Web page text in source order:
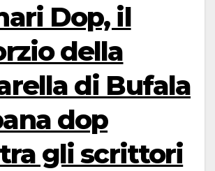
Dop, il
della
di Bufala
dop
gli scrittori